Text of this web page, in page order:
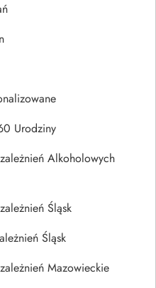
Urodziny
Alkoholowych
Śląsk
Śląsk
Mazowieckie